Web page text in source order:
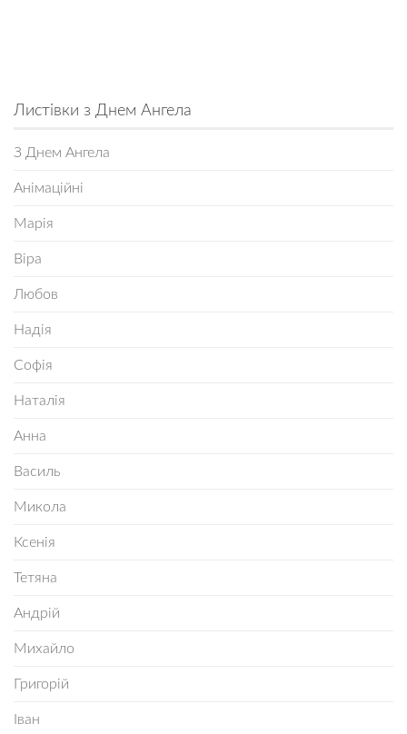
Листівки з Днем Ангела
З Днем Ангела
Анімаційні
Марія
Віра
Любов
Надія
Софія
Наталія
Анна
Василь
Микола
Ксенія
Тетяна
Андрій
Михайло
Григорій
Іван